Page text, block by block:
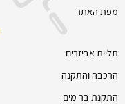
מפת האתר
תליית אביזרים
הרכבה והתקנה
התקנת בר מים